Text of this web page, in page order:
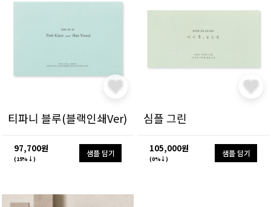
티파니 블루(블랙인쇄Ver)
97,700원
(15%↓)
샘플 담기
심플 그린
105,000원
(0%↓)
샘플 담기